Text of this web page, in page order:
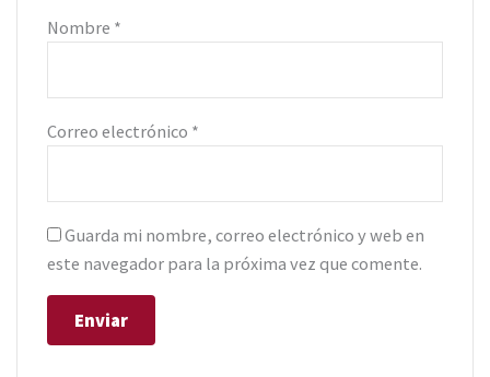
Nombre *
Correo electrónico *
Guarda mi nombre, correo electrónico y web en
este navegador para la próxima vez que comente.